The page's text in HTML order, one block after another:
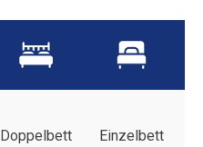
Doppelbett Einzelbett